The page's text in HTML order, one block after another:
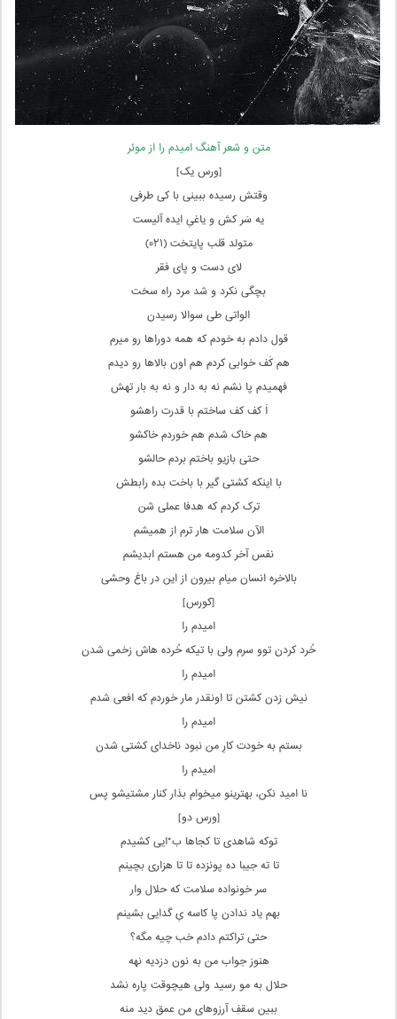
متن و شعر آهنگ امیدم را از موئر
[ورس یک]
وقتش رسیده ببینی با کی‌ طرفی
یه سَر کش و یاغیِ ایده آلیست
متولد قلب پایتخت (۰۲۱)
لای دست و پای فقر
بچگی نکرد و شد مرد راه سخت
الواتی طی سوالا رسیدن
قول دادم به خودم که همه دوراها رو میرم
هم کَف خوابی کردم هم اون بالاها رو دیدم
فهمیدم پا نشم نه به دار و نه به بار تهش
اَ کف کف ساختم با قدرت راهشو
هم خاک شدم هم خوردم‌ خاکشو
حتی بازیو باختم بردم حالشو
با اینکه کشتی گیر با باخت بده رابطش
ترک کردم که هدفا‌ عملی شن
الآن سلامت هار ترم از همیشم
نفس آخر کدومه من هستم ابدیشم
بالاخره انسان میام بیرون از این در باغ وحشی
[کورس]
امیدم را
خُرد کردن توو سرم ولی با تیکه‌ خُرده‌ هاش زخمی شدن
امیدم را
نیش زدن کشتن تا اونقدر مار خوردم که افعی شدم
امیدم را
بستم به خودت کارِ من نبود ناخدای کشتی شدن
امیدم‌ را
نا امید نکن، بهترینو میخوام بذار کنار مشتیشو‌ پس
[ورس دو]
تو‌که شاهدی تا کجاها ب*ایی کشیدم
تا ته جیبا ده پونزده تا تا هزاری بچینم
سر خونواده سلامت که حلال وار
بهم یاد ندادن‌ پا کاسه یِ گدایی بشینم
حتی تراکتم دادم خب چیه مگه؟
هنوز جواب من به نون دزدیه نهه
حلال به مو رسید ولی هیچوقت پاره نشد
ببین سقفِ آرزوهای من عمق دید منه